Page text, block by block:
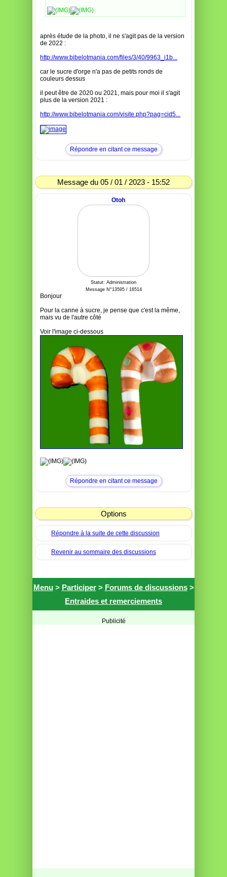
après étude de la photo, il ne s'agit pas de la version
de 2022 :
http://www.bibelotmania.com/files/3/40/9963_i1b...
car le sucre d'orge n'a pas de petits ronds de
couleurs dessus
il peut être de 2020 ou 2021, mais pour moi il s'agit
plus de la version 2021 :
http://www.bibelotmania.com/visite.php?pag=cid5...
Répondre en citant ce message
Message du 05 / 01 / 2023 - 15:52
Otoh
Statut: Administration
Message N°13595 / 16514
Bonjour
Pour la canne à sucre, je pense que c'est la même,
mais vu de l'autre côté
Voir l'image ci-dessous
Répondre en citant ce message
Options
Répondre à la suite de cette discussion
Revenir au sommaire des discussions
Menu> Participer> Forums de discussions>
Entraides et remerciements
Publicité